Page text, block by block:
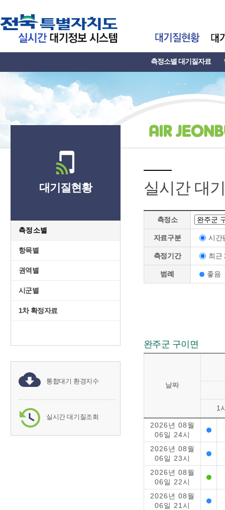
측정소별 대기질자료
대기질현황
측정소별
항목별
권역별
시군별
1차 확정자료
통합대기 환경지수
실시간 대기질조회
실시간 대
측정소
자료구분 시간
측정기간 최근
범례 좋음
완주군 구이면
날짜
1
2026년 08월
06일 24시
2026년 08월
06일 23시
2026년 08월
06일 22시
2026년 08월
06일 21시